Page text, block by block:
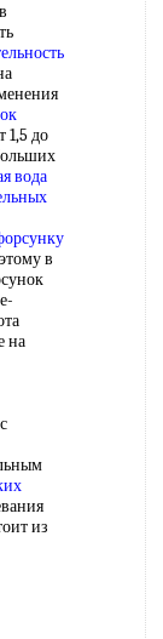
1,5 до
вода
в
на
из